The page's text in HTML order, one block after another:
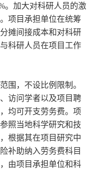
。加大对科研人员的激
项目承担单位在统筹
摊间接成本和对科研
科研人员在项目工作
，不设比例限制。
访问学者以及项目聘
均可开支劳务费。项
照当地科学研究和技
根据其在项目研究中
补助纳入劳务费科目
由项目承担单位和科